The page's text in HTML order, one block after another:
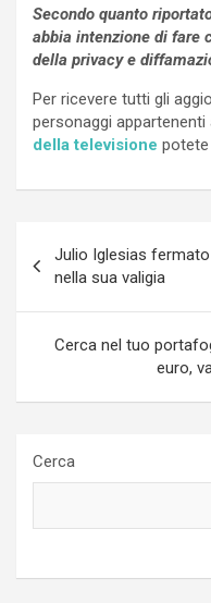
Secondo quanto
abbia intenzione di fare
della privacy e
Per ricevere tutti gli
personaggi appartenenti
della televisione potete
articoli
Julio Iglesias
nella sua valigia
Cerca nel tuo
euro,
Cerca